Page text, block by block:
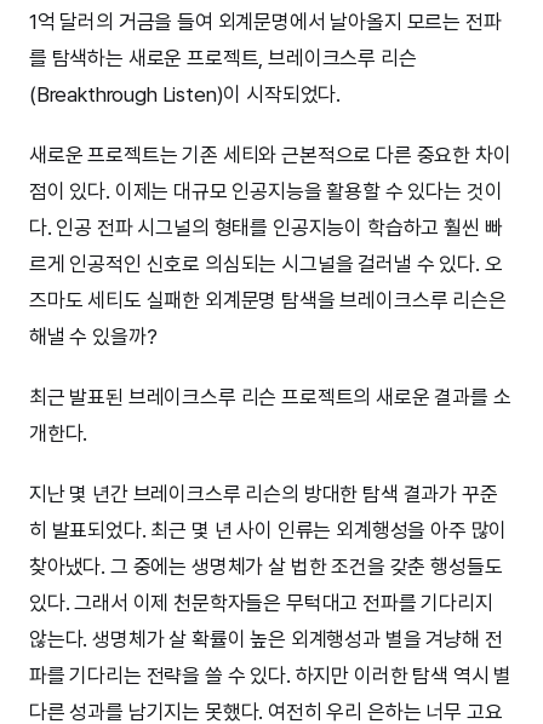
1억 달러의 거금을 들여 외계문명에서 날아올지 모르는 전파
를 탐색하는 새로운 프로젝트, 브레이크스루 리슨
(Breakthrough Listen)이 시작되었다.
새로운 프로젝트는 기존 세티와 근본적으로 다른 중요한 차이
점이 있다. 이제는 대규모 인공지능을 활용할 수 있다는 것이
다. 인공 전파 시그널의 형태를 인공지능이 학습하고 훨씬 빠
르게 인공적인 신호로 의심되는 시그널을 걸러낼 수 있다. 오
즈마도 세티도 실패한 외계문명 탐색을 브레이크스루 리슨은
해낼 수 있을까?
최근 발표된 브레이크스루 리슨 프로젝트의 새로운 결과를 소
개한다.
지난 몇 년간 브레이크스루 리슨의 방대한 탐색 결과가 꾸준
히 발표되었다. 최근 몇 년 사이 인류는 외계행성을 아주 많이
찾아냈다. 그 중에는 생명체가 살 법한 조건을 갖춘 행성들도
있다. 그래서 이제 천문학자들은 무턱대고 전파를 기다리지
않는다. 생명체가 살 확률이 높은 외계행성과 별을 겨냥해 전
파를 기다리는 전략을 쓸 수 있다. 하지만 이러한 탐색 역시 별
다른 성과를 남기지는 못했다. 여전히 우리 은하는 너무 고요